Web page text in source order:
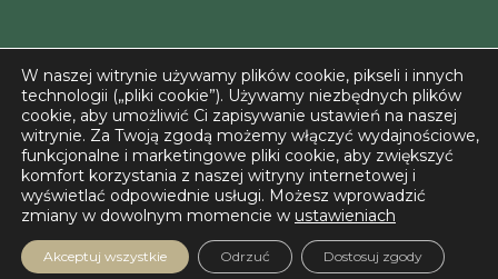
© FORT KAZUŃ 2023
W naszej witrynie używamy plików cookie, pikseli i innych
technologii („pliki cookie”). Używamy niezbędnych plików
cookie, aby umożliwić Ci zapisywanie ustawień na naszej
witrynie. Za Twoją zgodą możemy włączyć wydajnościowe,
funkcjonalne i marketingowe pliki cookie, aby zwiększyć
komfort korzystania z naszej witryny internetowej i
wyświetlać odpowiednie usługi. Możesz wprowadzić
zmiany w dowolnym momencie w ustawieniach
Akceptuj wszystkie Odrzuć Dostosuj zgody